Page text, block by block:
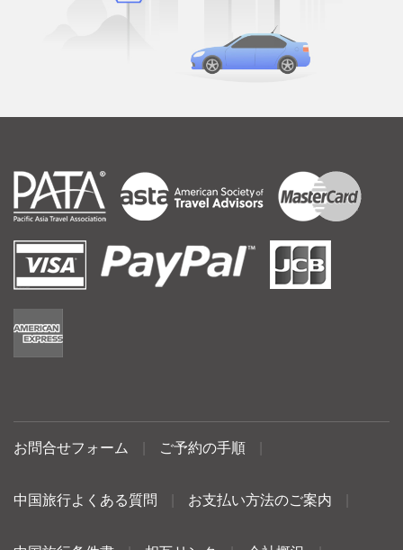
お問合せフォーム ご予約の手順
中国旅行よくある質問 お支払い方法のご案内